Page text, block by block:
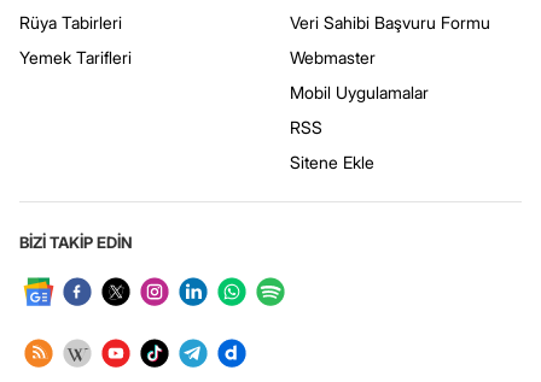
Rüya Tabirleri
Yemek Tarifleri
Veri Sahibi Başvuru Formu
Webmaster
Mobil Uygulamalar
RSS
Sitene Ekle
BİZİ TAKİP EDİN